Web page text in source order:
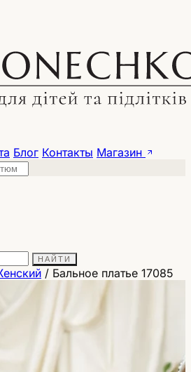
Блог Контакты Магазин
НАЙТИ
/ Бальное платье 17085